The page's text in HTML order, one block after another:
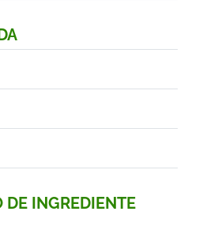
INGREDIENTE